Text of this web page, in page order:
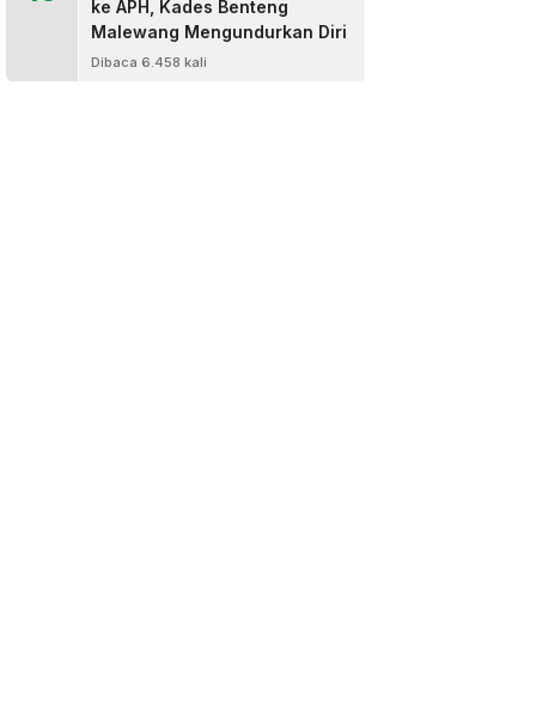
ke APH, Kades Benteng
Malewang Mengundurkan Diri
Dibaca 6.458 kali